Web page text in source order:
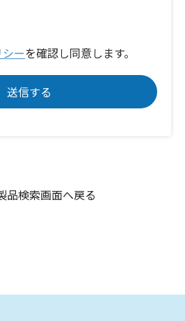
ーを確認し同意します。
品検索画面へ戻る